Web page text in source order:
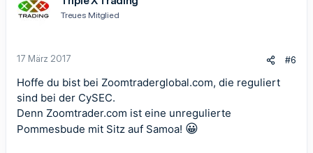
Treues Mitglied
17 März 2017 #6
Hoffe du bist bei Zoomtraderglobal.com, die reguliert
sind bei der CySEC.
Denn Zoomtrader.com ist eine unregulierte
Pommesbude mit Sitz auf Samoa! 😀